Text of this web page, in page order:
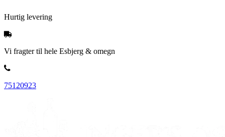
Hurtig levering
Vi fragter til hele Esbjerg & omegn
75120923